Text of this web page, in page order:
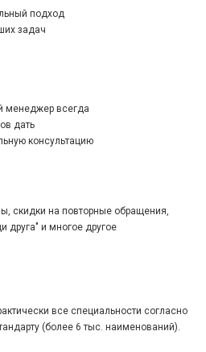
подход
задач
менеджер всегда
дать
консультацию
скидки на повторные обращения,
друга" и многое другое
все специальности согласно
(более 6 тыс. наименований).